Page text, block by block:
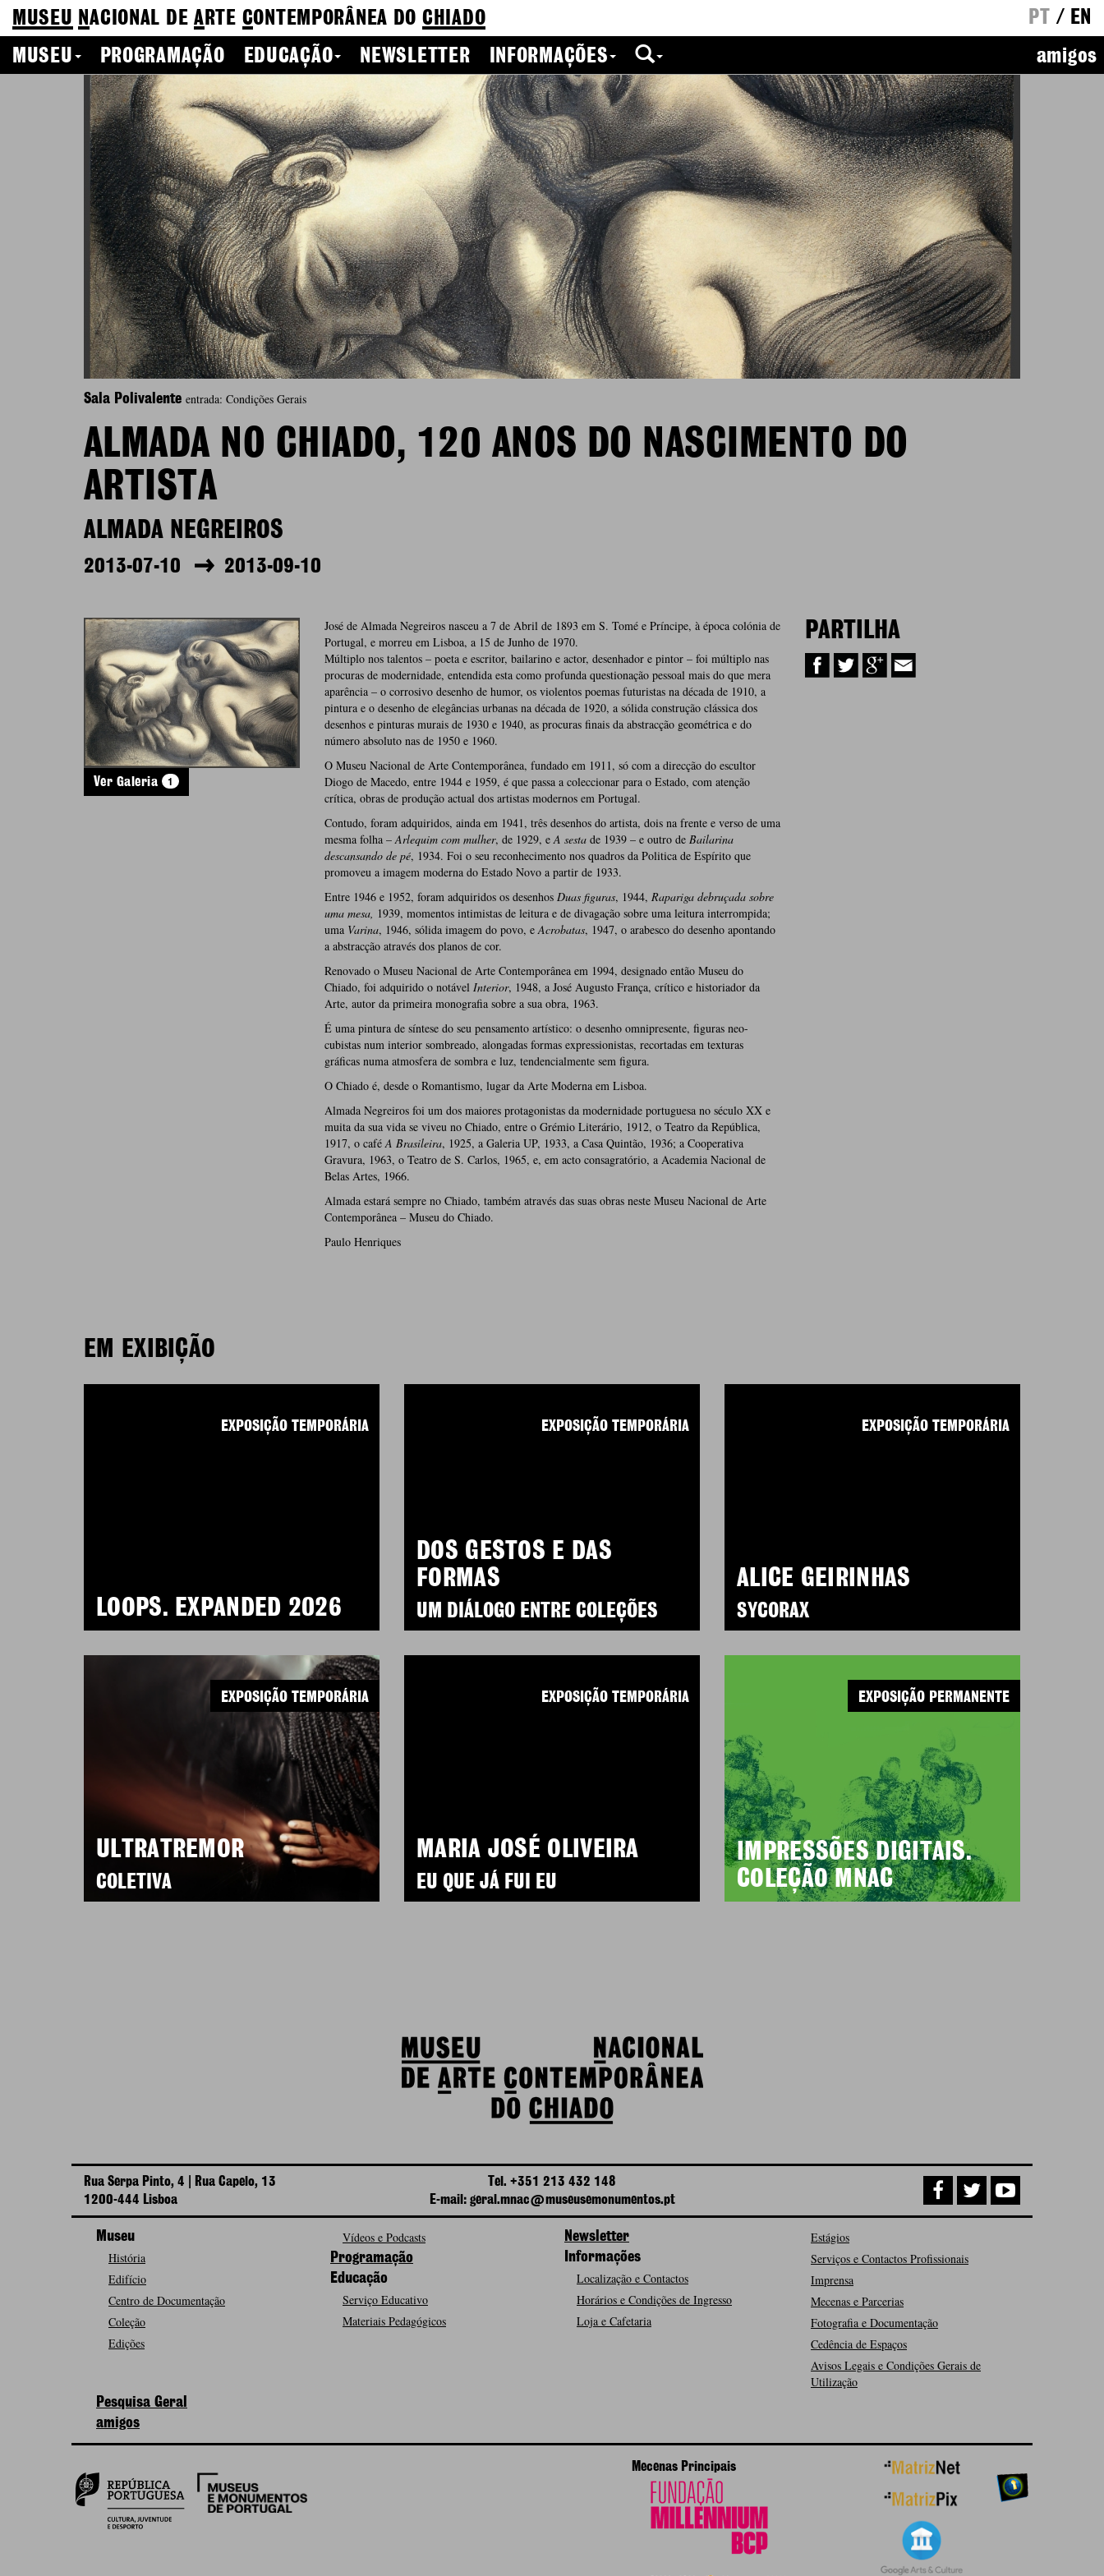
MUSEU NACIONAL DEA RTE CONTEMPORÂNEA DO CHIADO PT / EN
MUSEU
PROGRAMAÇÃO EDUCAÇÃO NEWSLETTER INFORMAÇÕES amigos
Sala Polivalente entrada: Condições Gerais
ALMADA NO CHIADO, 120 ANOS DO NASCIMENTO DO
ARTISTA
ALMADA NEGREIROS
2013-07-10 2013-09-10
Ver Galeria 1
José de Almada Negreiros nasceu a 7 de Abril de 1893 em S. Tomé e Príncipe, à época colónia de
Portugal, e morreu em Lisboa, a 15 de Junho de 1970.
Múltiplo nos talentos – poeta e escritor, bailarino e actor, desenhador e pintor – foi múltiplo nas
procuras de modernidade, entendida esta como profunda questionação pessoal mais do que mera
aparência – o corrosivo desenho de humor, os violentos poemas futuristas na década de 1910, a
pintura e o desenho de elegâncias urbanas na década de 1920, a sólida construção clássica dos
desenhos e pinturas murais de 1930 e 1940, as procuras finais da abstracção geométrica e do
número absoluto nas de 1950 e 1960.
O Museu Nacional de Arte Contemporânea, fundado em 1911, só com a direcção do escultor
Diogo de Macedo, entre 1944 e 1959, é que passa a coleccionar para o Estado, com atenção
crítica, obras de produção actual dos artistas modernos em Portugal.
Contudo, foram adquiridos, ainda em 1941, três desenhos do artista, dois na frente e verso de uma
mesma folha –Arlequim com mulher, de 1929, eA sestade 1939 – e outro de Bailarina
descansando de pé, 1934. Foi o seu reconhecimento nos quadros da Politica de Espírito que
promoveu a imagem moderna do Estado Novo a partir de 1933.
Entre 1946 e 1952, foram adquiridos os desenhos Duas figuras, 1944, Rapariga debruçada sobre
uma mesa, 1939, momentos intimistas de leitura e de divagação sobre uma leitura interrompida;
uma Varina, 1946, sólida imagem do povo, eAcrobatas, 1947, o arabesco do desenho apontando
a abstracção através dos planos de cor.
Renovado o Museu Nacional de Arte Contemporânea em 1994, designado então Museu do
Chiado, foi adquirido o notável Interior, 1948, a José Augusto França, crítico e historiador da
Arte, autor da primeira monografia sobre a sua obra, 1963.
É uma pintura de síntese do seu pensamento artístico: o desenho omnipresente, figuras neo-
cubistas num interior sombreado, alongadas formas expressionistas, recortadas em texturas
gráficas numa atmosfera de sombra e luz, tendencialmente sem figura.
O Chiado é, desde o Romantismo, lugar da Arte Moderna em Lisboa.
Almada Negreiros foi um dos maiores protagonistas da modernidade portuguesa no século XX e
muita da sua vida se viveu no Chiado, entre o Grémio Literário, 1912, o Teatro da República,
1917, o caféA Brasileira, 1925, a Galeria UP, 1933, a Casa Quintão, 1936; a Cooperativa
Gravura, 1963, o Teatro de S. Carlos, 1965, e, em acto consagratório, a Academia Nacional de
Belas Artes, 1966.
Almada estará sempre no Chiado, também através das suas obras neste Museu Nacional de Arte
Contemporânea – Museu do Chiado.
Paulo Henriques
PARTILHA
EM EXIBIÇÃO
LOOPS. EXPANDED 2026
EXPOSIÇÃO TEMPORÁRIA
DOS GESTOS E DAS
FORMAS
UM DIÁLOGO ENTRE COLEÇÕES
EXPOSIÇÃO TEMPORÁRIA
ALICE GEIRINHAS
SYCORAX
EXPOSIÇÃO TEMPORÁRIA
ULTRATREMOR
COLETIVA
EXPOSIÇÃO TEMPORÁRIA
MARIA JOSÉ OLIVEIRA
EU QUE JÁ FUI EU
EXPOSIÇÃO TEMPORÁRIA
IMPRESSÕES DIGITAIS.
COLEÇÃO MNAC
EXPOSIÇÃO PERMANENTE
Rua Serpa Pinto, 4 | Rua Capelo, 13
1200-444 Lisboa
Tel. +351 213 432 148
E-mail: geral.mnac@museusemonumentos.pt
Museu
História
Edifício
Centro de Documentação
Coleção
Edições
Vídeos e Podcasts
Programação
Educação
Serviço Educativo
Materiais Pedagógicos
Newsletter
Informações
Localização e Contactos
Horários e Condições de Ingresso
Loja e Cafetaria
Estágios
Serviços e Contactos Profissionais
Imprensa
Mecenas e Parcerias
Fotografia e Documentação
Cedência de Espaços
Avisos Legais e Condições Gerais de
Utilização
Pesquisa Geral
amigos
Mecenas Principais